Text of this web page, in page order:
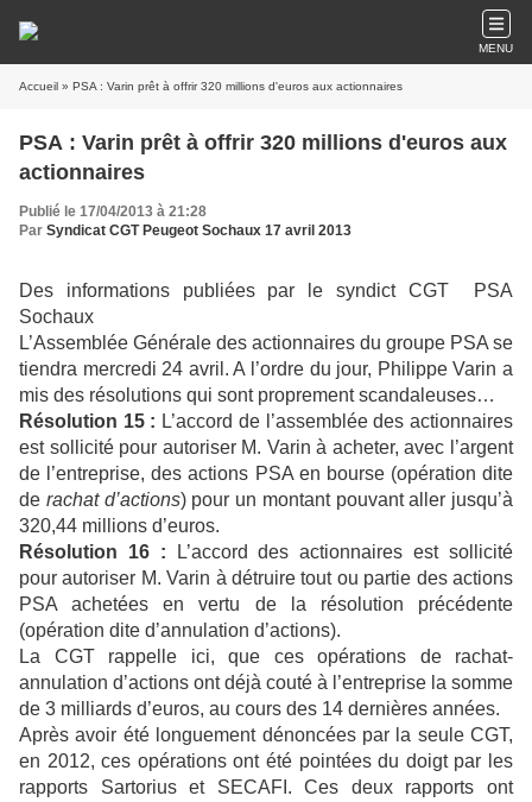
MENU
Accueil » PSA : Varin prêt à offrir 320 millions d'euros aux actionnaires
PSA : Varin prêt à offrir 320 millions d'euros aux
actionnaires
Publié le 17/04/2013 à 21:28
Par Syndicat CGT Peugeot Sochaux 17 avril 2013
Des informations publiées par le syndict CGT PSA
Sochaux
L’Assemblée Générale des actionnaires du groupe PSA se
tiendra mercredi 24 avril. A l’ordre du jour, Philippe Varin a
mis des résolutions qui sont proprement scandaleuses…
Résolution 15 : L’accord de l’assemblée des actionnaires
est sollicité pour autoriser M. Varin à acheter, avec l’argent
de l’entreprise, des actions PSA en bourse (opération dite
de rachat d’actions) pour un montant pouvant aller jusqu’à
320,44 millions d’euros.
Résolution 16 : L’accord des actionnaires est sollicité
pour autoriser M. Varin à détruire tout ou partie des actions
PSA achetées en vertu de la résolution précédente
(opération dite d’annulation d’actions).
La CGT rappelle ici, que ces opérations de rachat-
annulation d’actions ont déjà couté à l’entreprise la somme
de 3 milliards d’euros, au cours des 14 dernières années.
Après avoir été longuement dénoncées par la seule CGT,
en 2012, ces opérations ont été pointées du doigt par les
rapports Sartorius et SECAFI. Ces deux rapports ont